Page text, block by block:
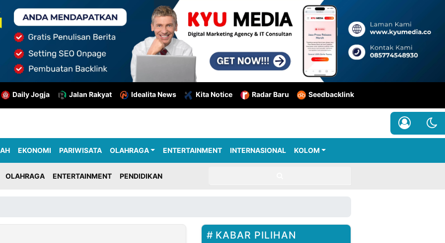
Daily Jogja Jalan Rakyat Idealita News Kita Notice Radar Baru Seedbacklink
EKONOMI PARIWISATA OLAHRAGA ENTERTAINMENT INTERNASIONAL KOLOM
OLAHRAGA ENTERTAINMENT PENDIDIKAN
KABAR PILIHAN